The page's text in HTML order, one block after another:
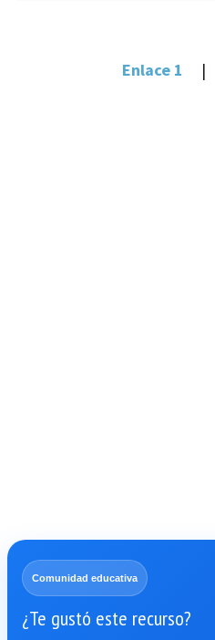
Enlace 1 |
Comunidad educativa
¿Te gustó este recurso?